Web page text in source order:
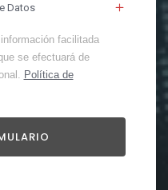
Datos
facilitada
se efectuará de
Política de